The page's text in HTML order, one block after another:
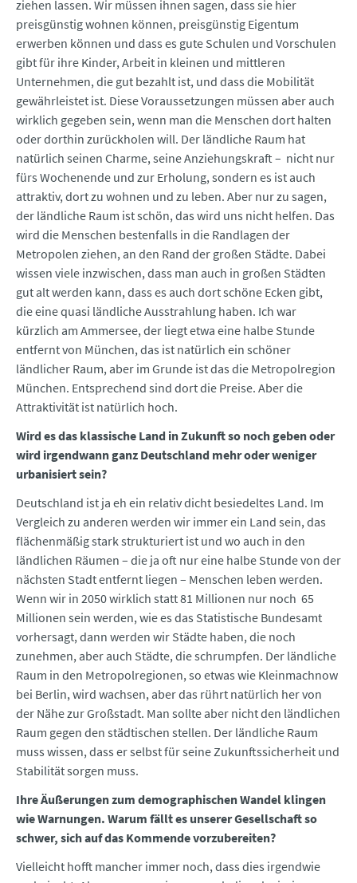
ziehen lassen. Wir müssen ihnen sagen, dass sie hier
preisgünstig wohnen können, preisgünstig Eigentum
erwerben können und dass es gute Schulen und Vorschulen
gibt für ihre Kinder, Arbeit in kleinen und mittleren
Unternehmen, die gut bezahlt ist, und dass die Mobilität
gewährleistet ist. Diese Voraussetzungen müssen aber auch
wirklich gegeben sein, wenn man die Menschen dort halten
oder dorthin zurückholen will. Der ländliche Raum hat
natürlich seinen Charme, seine Anziehungskraft – nicht nur
fürs Wochenende und zur Erholung, sondern es ist auch
attraktiv, dort zu wohnen und zu leben. Aber nur zu sagen,
der ländliche Raum ist schön, das wird uns nicht helfen. Das
wird die Menschen bestenfalls in die Randlagen der
Metropolen ziehen, an den Rand der großen Städte. Dabei
wissen viele inzwischen, dass man auch in großen Städten
gut alt werden kann, dass es auch dort schöne Ecken gibt,
die eine quasi ländliche Ausstrahlung haben. Ich war
kürzlich am Ammersee, der liegt etwa eine halbe Stunde
entfernt von München, das ist natürlich ein schöner
ländlicher Raum, aber im Grunde ist das die Metropolregion
München. Entsprechend sind dort die Preise. Aber die
Attraktivität ist natürlich hoch.
Wird es das klassische Land in Zukunft so noch geben oder
wird irgendwann ganz Deutschland mehr oder weniger
urbanisiert sein?
Deutschland ist ja eh ein relativ dicht besiedeltes Land. Im
Vergleich zu anderen werden wir immer ein Land sein, das
flächenmäßig stark strukturiert ist und wo auch in den
ländlichen Räumen – die ja oft nur eine halbe Stunde von der
nächsten Stadt entfernt liegen – Menschen leben werden.
Wenn wir in 2050 wirklich statt 81 Millionen nur noch 65
Millionen sein werden, wie es das Statistische Bundesamt
vorhersagt, dann werden wir Städte haben, die noch
zunehmen, aber auch Städte, die schrumpfen. Der ländliche
Raum in den Metropolregionen, so etwas wie Kleinmachnow
bei Berlin, wird wachsen, aber das rührt natürlich her von
der Nähe zur Großstadt. Man sollte aber nicht den ländlichen
Raum gegen den städtischen stellen. Der ländliche Raum
muss wissen, dass er selbst für seine Zukunftssicherheit und
Stabilität sorgen muss.
Ihre Äußerungen zum demographischen Wandel klingen
wie Warnungen. Warum fällt es unserer Gesellschaft so
schwer, sich auf das Kommende vorzubereiten?
Vielleicht hofft mancher immer noch, dass dies irgendwie